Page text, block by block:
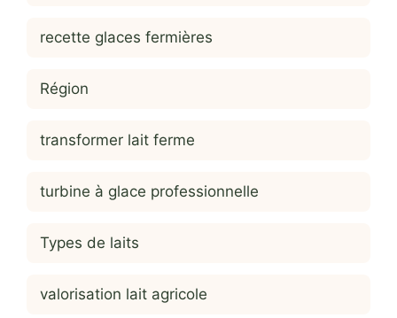
recette glaces fermières
Région
transformer lait ferme
turbine à glace professionnelle
Types de laits
valorisation lait agricole